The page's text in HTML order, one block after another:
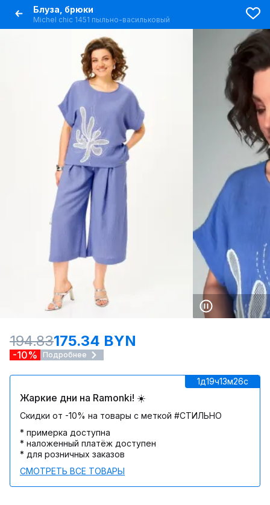
Блуза, брюки
Michel chic 1451 пыльно-васильковый
194.83175.34 BYN
-10% Подробнее
1д19ч13м26c
Жаркие дни на Ramonki! ☀️
Скидки от -10% на товары с меткой #СТИЛЬНО
* примерка доступна
* наложенный платёж доступен
* для розничных заказов
СМОТРЕТЬ ВСЕ ТОВАРЫ